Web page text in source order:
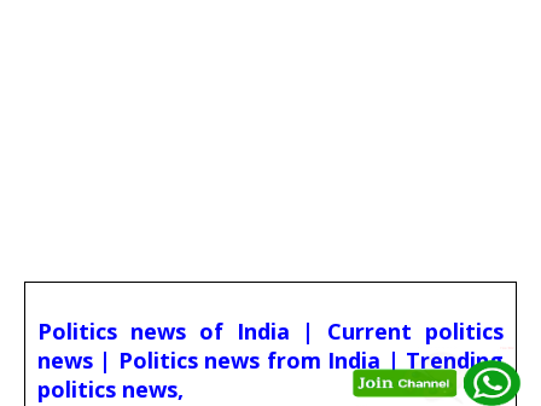
Politics news of India | Current politics
news | Politics news from India | Trending
politics news,